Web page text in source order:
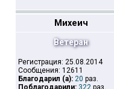
Михеич
Ветеран
Регистрация: 25.08.2014
Сообщения: 12611
Благодарил (а): 20 раз.
Поблагодарили: 322 раз.